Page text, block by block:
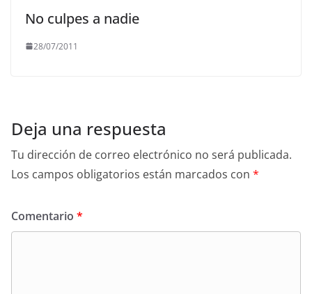
No culpes a nadie
28/07/2011
Deja una respuesta
Tu dirección de correo electrónico no será publicada.
Los campos obligatorios están marcados con *
Comentario *